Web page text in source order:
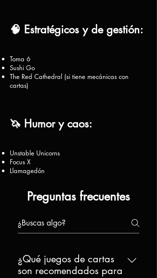
🧠 Estratégicos y de gestión:
Toma 6
Sushi Go
The Red Cathedral (si tiene mecánicas con
cartas)
🦄 Humor y caos:
Unstable Unicorns
Focus X
Llamagedón
Preguntas frecuentes
¿Qué juegos de cartas
son recomendados para